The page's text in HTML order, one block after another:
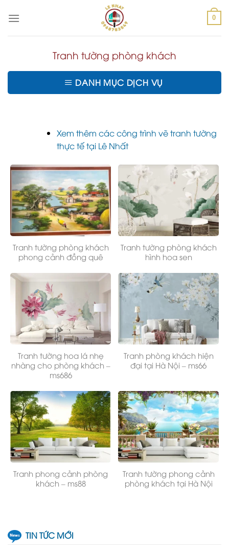
0
Tranh tường phòng khách
DANH MỤC DỊCH VỤ
Xem thêm các công trình vẽ tranh tường
thực tế tại Lê Nhất
Tranh tường phòng khách
phong cảnh đồng quê
Tranh tường phòng khách
hình hoa sen
Tranh tường hoa lá nhẹ
nhàng cho phòng khách –
ms686
Tranh phòng khách hiện
đại tại Hà Nội – ms66
Tranh phong cảnh phòng
khách – ms88
Tranh tường phong cảnh
phòng khách tại Hà Nội
TIN TỨC MỚI